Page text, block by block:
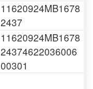
11620924MB1678
2437
11620924MB1678
24374622036006
00301